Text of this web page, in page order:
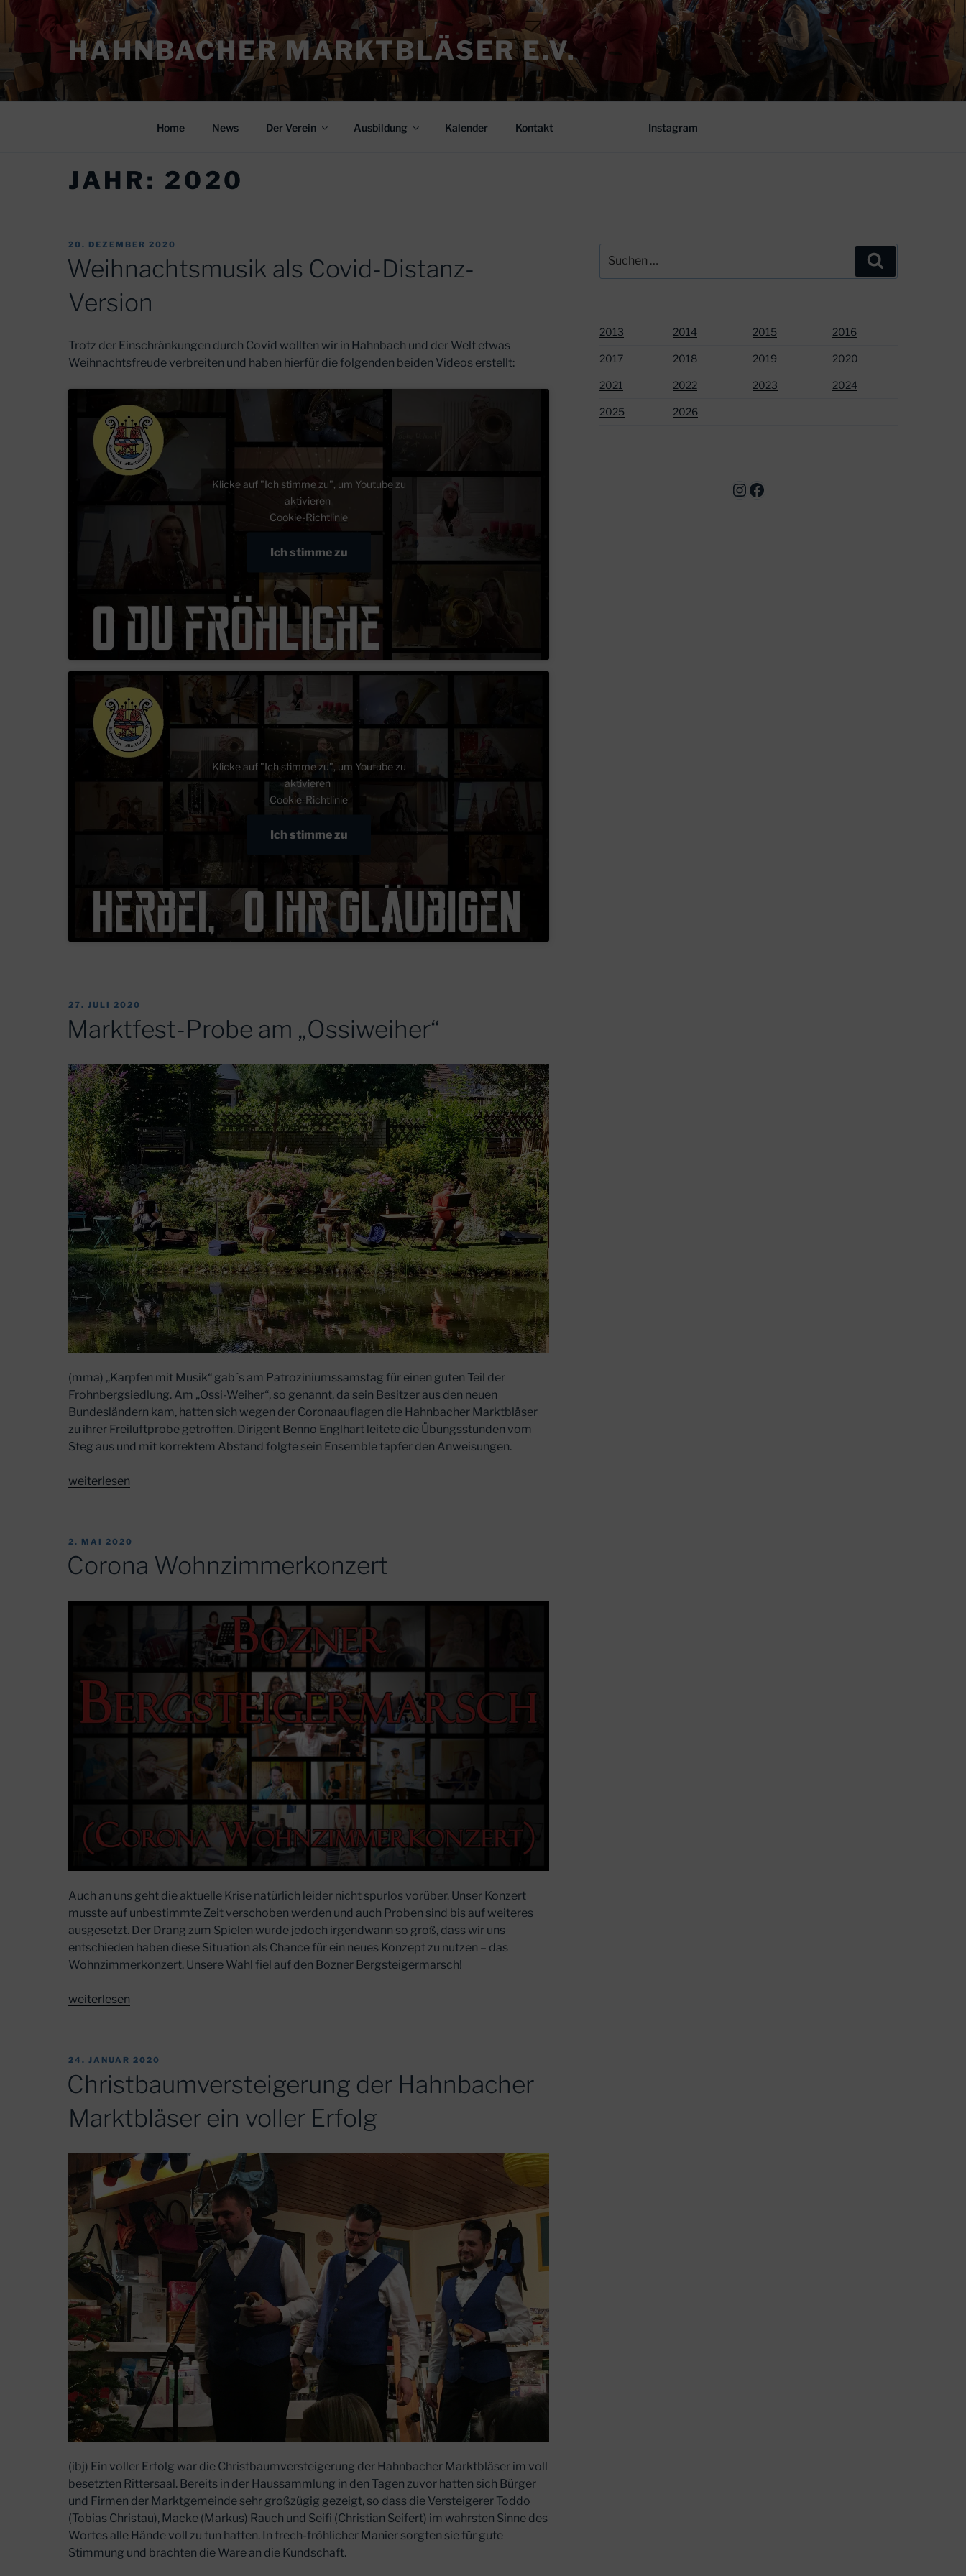
Zum
Inhalt
springen
HAHNBACHER MARKTBLÄSER E.V.
Home News Der Verein Ausbildung Kalender Kontakt Instagram
JAHR: 2020
VERÖFFENTLICHT
20. DEZEMBER 2020
Weihnachtsmusik als Covid-Distanz-
Version
Trotz der Einschränkungen durch Covid wollten wir in Hahnbach und der Welt etwas
Weihnachtsfreude verbreiten und haben hierfür die folgenden beiden Videos erstellt:
Klicke auf "Ich stimme zu", um Youtube zu
aktivieren
Cookie-Richtlinie
Ich stimme zu
Klicke auf "Ich stimme zu", um Youtube zu
aktivieren
Cookie-Richtlinie
Ich stimme zu
VERÖFFENTLICHT
27. JULI 2020
Marktfest-Probe am „Ossiweiher“
(mma) „Karpfen mit Musik“ gab´s am Patroziniumssamstag für einen guten Teil der
Frohnbergsiedlung. Am „Ossi-Weiher“, so genannt, da sein Besitzer aus den neuen
Bundesländern kam, hatten sich wegen der Coronaauflagen die Hahnbacher Marktbläser
zu ihrer Freiluftprobe getroffen. Dirigent Benno Englhart leitete die Übungsstunden vom
Steg aus und mit korrektem Abstand folgte sein Ensemble tapfer den Anweisungen.
„Marktfest-
weiterlesen
VERÖFFENTLICHT
2. MAI 2020
Corona Wohnzimmerkonzert
Auch an uns geht die aktuelle Krise natürlich leider nicht spurlos vorüber. Unser Konzert
musste auf unbestimmte Zeit verschoben werden und auch Proben sind bis auf weiteres
ausgesetzt. Der Drang zum Spielen wurde jedoch irgendwann so groß, dass wir uns
entschieden haben diese Situation als Chance für ein neues Konzept zu nutzen – das
Wohnzimmerkonzert. Unsere Wahl fiel auf den Bozner Bergsteigermarsch!
„Corona
weiterlesen
VERÖFFENTLICHT
24. JANUAR 2020
Christbaumversteigerung der Hahnbacher
Marktbläser ein voller Erfolg
(ibj) Ein voller Erfolg war die Christbaumversteigerung der Hahnbacher Marktbläser im voll
besetzten Rittersaal. Bereits in der Haussammlung in den Tagen zuvor hatten sich Bürger
und Firmen der Marktgemeinde sehr großzügig gezeigt, so dass die Versteigerer Toddo
(Tobias Christau), Macke (Markus) Rauch und Seifi (Christian Seifert) im wahrsten Sinne des
Wortes alle Hände voll zu tun hatten. In frech-fröhlicher Manier sorgten sie für gute
Stimmung und brachten die Ware an die Kundschaft.
nach:
2013 2014 2015 2016
2017 2018 2019 2020
2021 2022 2023 2024
2025 2026
Instagram
Facebook